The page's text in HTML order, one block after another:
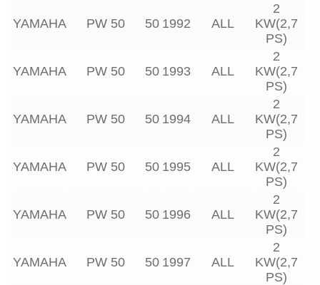
YAMAHA PW 50 50 1992 ALL
2
KW(2,7
PS)
YAMAHA PW 50 50 1993 ALL
2
KW(2,7
PS)
YAMAHA PW 50 50 1994 ALL
2
KW(2,7
PS)
YAMAHA PW 50 50 1995 ALL
2
KW(2,7
PS)
YAMAHA PW 50 50 1996 ALL
2
KW(2,7
PS)
YAMAHA PW 50 50 1997 ALL
2
KW(2,7
PS)